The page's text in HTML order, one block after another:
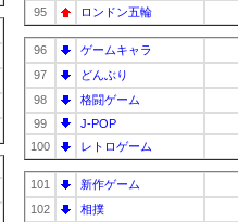
95
ロンドン五輪
96
ゲームキャラ
97
どんぶり
98
格闘ゲーム
99
J-POP
100
レトロゲーム
101
新作ゲーム
102
相撲